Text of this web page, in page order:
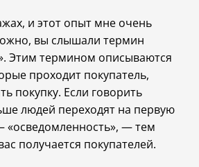
и этот опыт мне очень
вы слышали термин
Этим термином описываются
проходит покупатель,
покупку. Если говорить
людей переходят на первую
«осведомленность», — тем
получается покупателей.